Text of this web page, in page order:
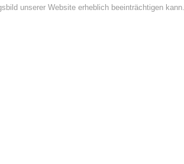
unserer Website erheblich beeinträchtigen